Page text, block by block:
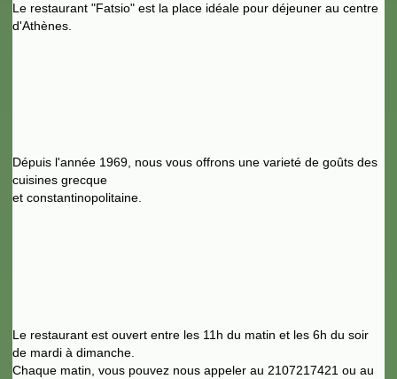
Le restaurant "Fatsio" est la place idéale pour déjeuner au centre
d'Athènes.
Dépuis l'année 1969, nous vous offrons une varieté de goûts des
cuisines grecque
et constantinopolitaine.
Le restaurant est ouvert entre les 11h du matin et les 6h du soir
de mardi à dimanche.
Chaque matin, vous pouvez nous appeler au 2107217421 ou au